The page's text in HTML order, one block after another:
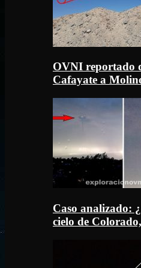
OVNI reportado
Cafayate a
Caso analizado:
cielo de